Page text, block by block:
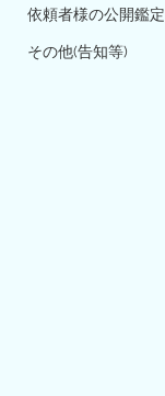
依頼者様の公開鑑定
その他(告知等)